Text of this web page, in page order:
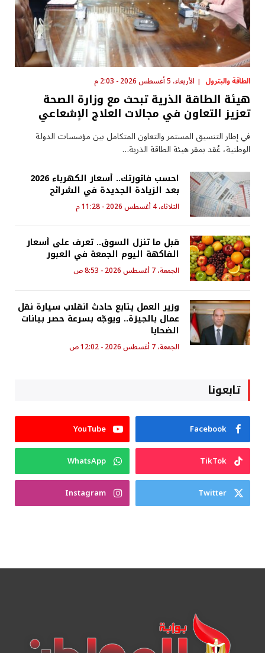
الطاقة والبترول الأربعاء، 5 أغسطس 2026 - 2:03 م
هيئة الطاقة الذرية تبحث مع وزارة الصحة
تعزيز التعاون في مجالات العلاج الإشعاعي
في إطار التنسيق المستمر والتعاون المتكامل بين مؤسسات الدولة
الوطنية، عُقد بمقر هيئة الطاقة الذرية…
احسب فاتورتك.. أسعار الكهرباء 2026
بعد الزيادة الجديدة في الشرائح
الثلاثاء، 4 أغسطس 2026 - 11:28 م
قبل ما تنزل السوق.. تعرف على أسعار
الفاكهة اليوم الجمعة في العبور
الجمعة، 7 أغسطس 2026 - 8:53 ص
وزير العمل يتابع حادث انقلاب سيارة نقل
عمال بالجيزة.. ويوجّه بسرعة حصر بيانات
الضحايا
الجمعة، 7 أغسطس 2026 - 12:02 ص
تابعونا
Facebook
YouTube
TikTok
WhatsApp
Twitter
Instagram